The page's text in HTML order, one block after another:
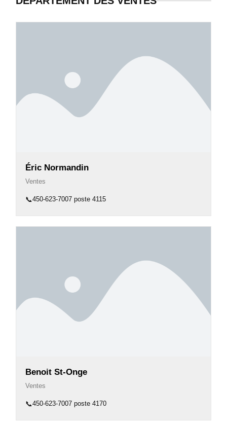
Éric Normandin
Ventes
📞450-623-7007 poste 4115
Benoit St-Onge
Ventes
📞450-623-7007 poste 4170